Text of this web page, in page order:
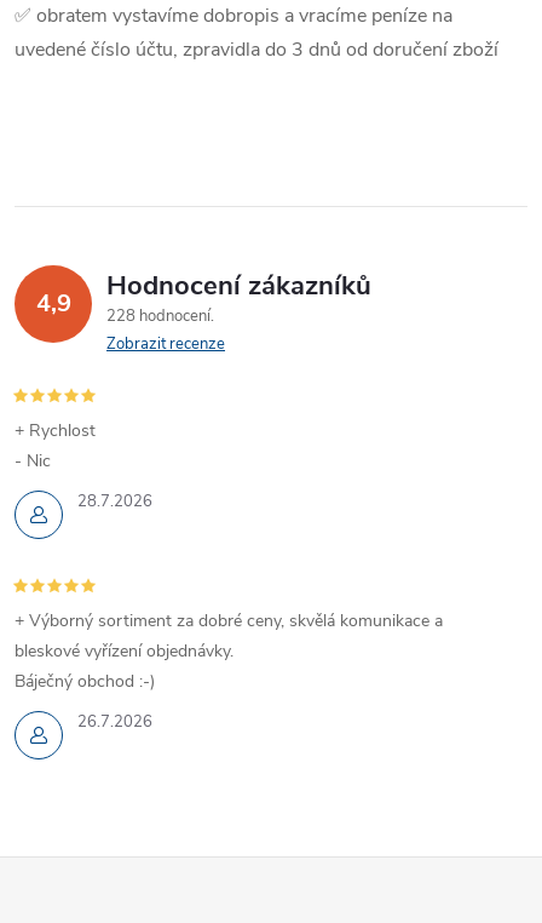
✅ obratem vystavíme dobropis a vracíme peníze na
uvedené číslo účtu, zpravidla do 3 dnů od doručení zboží
4,9 Hodnocení zákazníků
228 hodnocení
Zobrazit recenze
28.7.2026
+ Rychlost
- Nic
26.7.2026
+ Výborný sortiment za dobré ceny, skvělá komunikace a
bleskové vyřízení objednávky.
Báječný obchod :-)